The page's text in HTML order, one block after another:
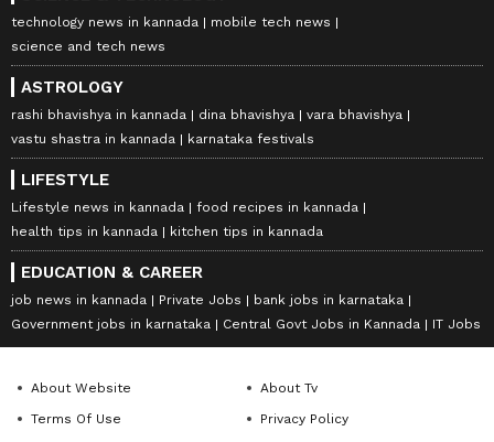
RECOMMENDED STORIES
Venkatesh: ವೆಂಕಟೇಶ್‌ಗಾಗಿ
ತಂದೆ ಜೊತೆ ಜಗಳವಾಡಿದ್ದ ಆ ನಟಿ
ಬಾರಿ ನೋಡಿದಾಗ ಏನನ್ನಿಸಿತು?
ಯಶ್ ಟಾಕ್ಸಿಕ್ ಟ್ರೇಲರ್ ಲಾಂಚ್‌ಗೆ
ಮುಖ್ಯ ಅತಿಥಿ ಕರುನಾಡ ಚಕ್ರವರ್ತಿ
technology news in kannada
mobile tech news
science and tech news
ASTROLOGY
rashi bhavishya in kannada dina bhavishya
vara bhavishya
vastu shastra in kannada
karnataka festivals
LIFESTYLE
Lifestyle news in kannada
food recipes in kannada
health tips in kannada
kitchen tips in kannada
EDUCATION & CAREER
job news in kannada Private Jobs
bank jobs in karnataka
Government jobs in karnataka
Central Govt Jobs in Kannada IT Jobs
About Website
About Tv
Terms Of Use
Privacy Policy